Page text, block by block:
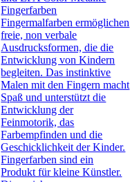
Fingerfarben
Fingermalfarben ermöglichen
freie, non verbale
Ausdrucksformen, die die
Entwicklung von Kindern
begleiten. Das instinktive
Malen mit den Fingern macht
Spaß und unterstützt die
Entwicklung der
Feinmotorik, das
Farbempfinden und die
Geschicklichkeit der Kinder.
Fingerfarben sind ein
Produkt für kleine Künstler.